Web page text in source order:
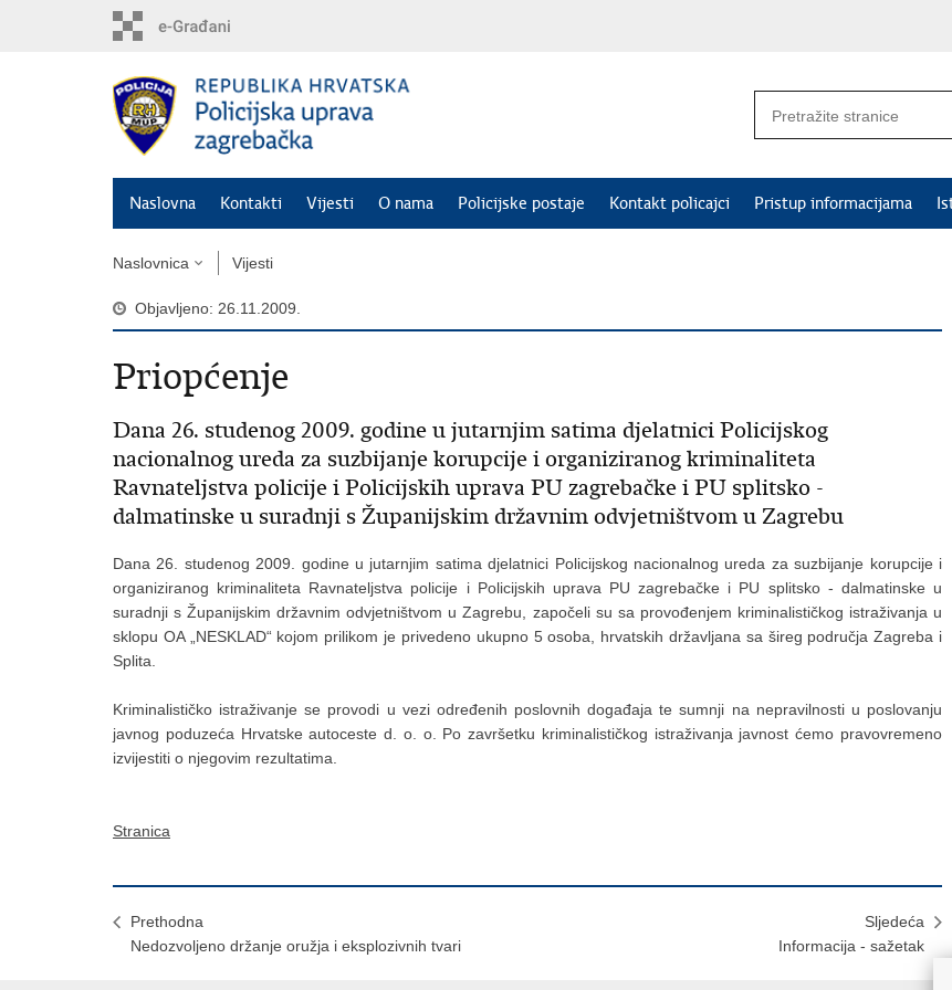
Naslovna Kontakti Vijesti O nama Policijske postaje Kontakt policajci Pristup informacijama
Naslovnica Vijesti
Objavljeno: 26.11.2009.
Priopćenje
Dana 26. studenog 2009. godine u jutarnjim satima djelatnici Policijskog
nacionalnog ureda za suzbijanje korupcije i organiziranog kriminaliteta
Ravnateljstva policije i Policijskih uprava PU zagrebačke i PU splitsko -
dalmatinske u suradnji s Županijskim državnim odvjetništvom u Zagrebu
Dana 26. studenog 2009. godine u jutarnjim satima djelatnici Policijskog nacionalnog ureda za suzbijanje korupcije i
organiziranog kriminaliteta Ravnateljstva policije i Policijskih uprava PU zagrebačke i PU splitsko - dalmatinske u
suradnji s Županijskim državnim odvjetništvom u Zagrebu, započeli su sa provođenjem kriminalističkog istraživanja u
sklopu OA „NESKLAD“ kojom prilikom je privedeno ukupno 5 osoba, hrvatskih državljana sa šireg područja Zagreba i
Splita.
Kriminalističko istraživanje se provodi u vezi određenih poslovnih događaja te sumnji na nepravilnosti u poslovanju
javnog poduzeća Hrvatske autoceste d. o. o. Po završetku kriminalističkog istraživanja javnost ćemo pravovremeno
izvijestiti o njegovim rezultatima.
Stranica
Prethodna
Nedozvoljeno držanje oružja i eksplozivnih tvari
Sljedeća
Informacija - sažetak